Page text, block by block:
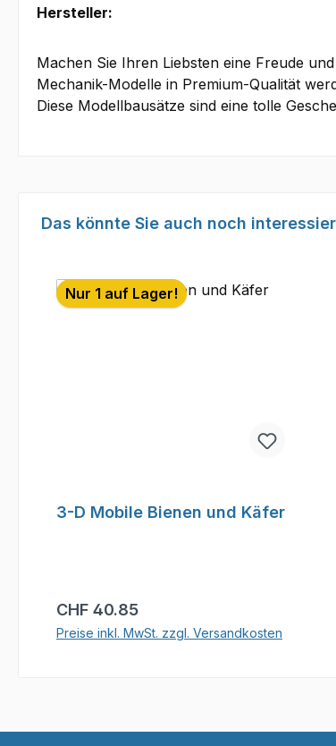
Hersteller:
Machen Sie Ihren Liebsten eine Freude
Mechanik-Modelle in Premium-Qualität
Diese Modellbausätze sind eine tolle
Produktgalerie überspringen
Das könnte Sie auch noch
Nur 1 auf Lager!
3-D Mobile Bienen und Käfer
Regulärer Preis:
CHF 40.85
Preise inkl. MwSt. zzgl. Versandkosten